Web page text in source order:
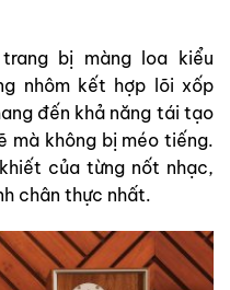
bị màng loa kiểu
nhôm kết hợp lõi xốp
đến khả năng tái tạo
mà không bị méo tiếng.
của từng nốt nhạc,
chân thực nhất​.